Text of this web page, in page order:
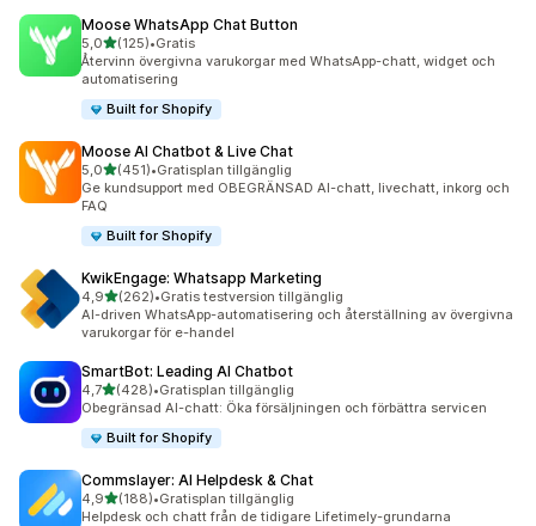
Moose WhatsApp Chat Button
5,0av 5 stjärnor
(125)
125 recensioner totalt
•Gratis
Återvinn övergivna varukorgar med WhatsApp-chatt, widget och
automatisering
Built for Shopify
Moose AI Chatbot & Live Chat
5,0av 5 stjärnor
(451)
451 recensioner totalt
•Gratisplan tillgänglig
Ge kundsupport med OBEGRÄNSAD AI-chatt, livechatt, inkorg och
FAQ
Built for Shopify
KwikEngage: Whatsapp Marketing
4,9av 5 stjärnor
(262)
262 recensioner totalt
•Gratis testversion tillgänglig
AI-driven WhatsApp-automatisering och återställning av övergivna
varukorgar för e-handel
SmartBot: Leading AI Chatbot
4,7av 5 stjärnor
(428)
428 recensioner totalt
•Gratisplan tillgänglig
Obegränsad AI-chatt: Öka försäljningen och förbättra servicen
Built for Shopify
Commslayer: AI Helpdesk & Chat
4,9av 5 stjärnor
(188)
188 recensioner totalt
•Gratisplan tillgänglig
Helpdesk och chatt från de tidigare Lifetimely-grundarna